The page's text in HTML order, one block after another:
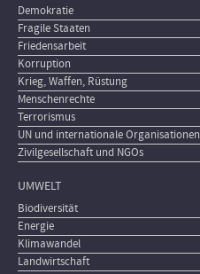
Demokratie
Fragile Staaten
Friedensarbeit
Korruption
Krieg, Waffen, Rüstung
Menschenrechte
Terrorismus
UN und internationale Organisationen
Zivilgesellschaft und NGOs
UMWELT
Biodiversität
Energie
Klimawandel
Landwirtschaft